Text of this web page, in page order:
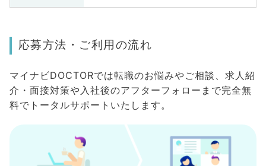
応募方法・ご利用の流れ
マイナビDOCTORでは転職のお悩みやご相談、求人紹
介・面接対策や入社後のアフターフォローまで完全無
料でトータルサポートいたします。